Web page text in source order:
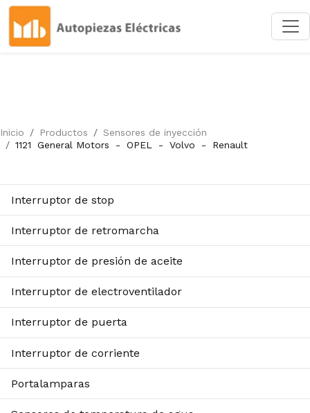
Inicio Productos
Sensores de inyección
1121
General Motors - OPEL - Volvo - Renault
Interruptor de stop
Interruptor de retromarcha
Interruptor de presión de aceite
Interruptor de electroventilador
Interruptor de puerta
Interruptor de corriente
Portalamparas